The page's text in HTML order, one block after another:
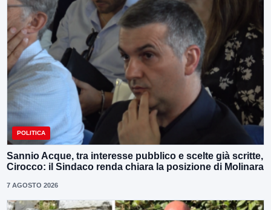
POLITICA
Sannio Acque, tra interesse pubblico e scelte già scritte,
Cirocco: il Sindaco renda chiara la posizione di Molinara
7 AGOSTO 2026